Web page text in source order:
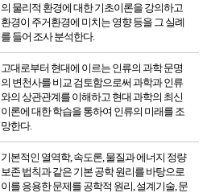
의 물리적 환경에 대한 기초이론을 강의하고
환경이 주거환경에 미치는 영향 등을 그 실례
를 들어 조사 분석한다.
고대로부터 현대에 이르는 인류의 과학 문명
의 변천사를 비교 검토함으로써 과학과 인류
와의 상관관계를 이해하고 현대 과학의 최신
이론에 대한 학습을 통하여 인류의 미래를 조
망한다.
기본적인 열역학, 속도론, 물질과 에너지 정량
보존 법칙과 같은 기본 공학 원리를 바탕으로
이를 응용한 문제를 공학적 원리, 설계기술, 문